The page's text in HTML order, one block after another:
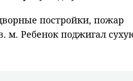
постройки, пожар
м. Ребенок поджигал